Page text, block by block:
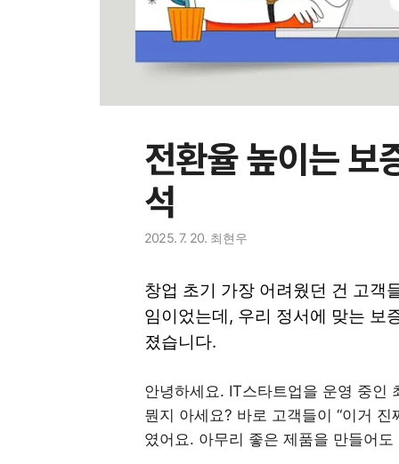
전환율 높이는 보
석
2025. 7. 20. 최현우
창업 초기 가장 어려웠던 건 고객
임이었는데, 우리 정서에 맞는 보
졌습니다.
안녕하세요. IT스타트업을 운영 중인
뭔지 아세요? 바로 고객들이 “이거
였어요. 아무리 좋은 제품을 만들어